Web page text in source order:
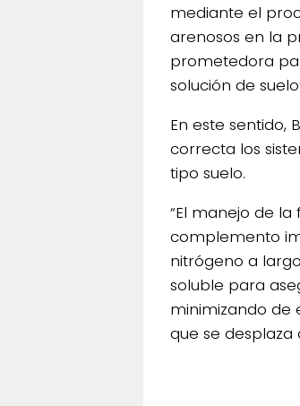
mediante el
arenosos en la
prometedora
solución de
En este sentido,
correcta los
tipo suelo.
“El manejo de
complemento
nitrógeno a
soluble para
minimizando de
que se desplaza